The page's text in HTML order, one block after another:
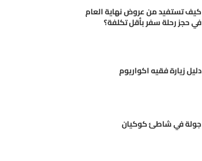
كيف تستفيد من عروض نهاية العام
في حجز رحلة سفر بأقل تكلفة؟
دليل زيارة فقيه اكواريوم
جولة في شاطئ كوكيان